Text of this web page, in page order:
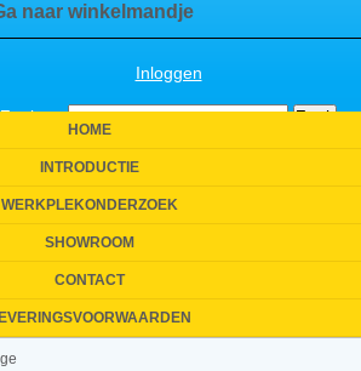
naar winkelmandje
Inloggen
Zoeken:
HOME
INTRODUCTIE
WERKPLEKONDERZOEK
SHOWROOM
CONTACT